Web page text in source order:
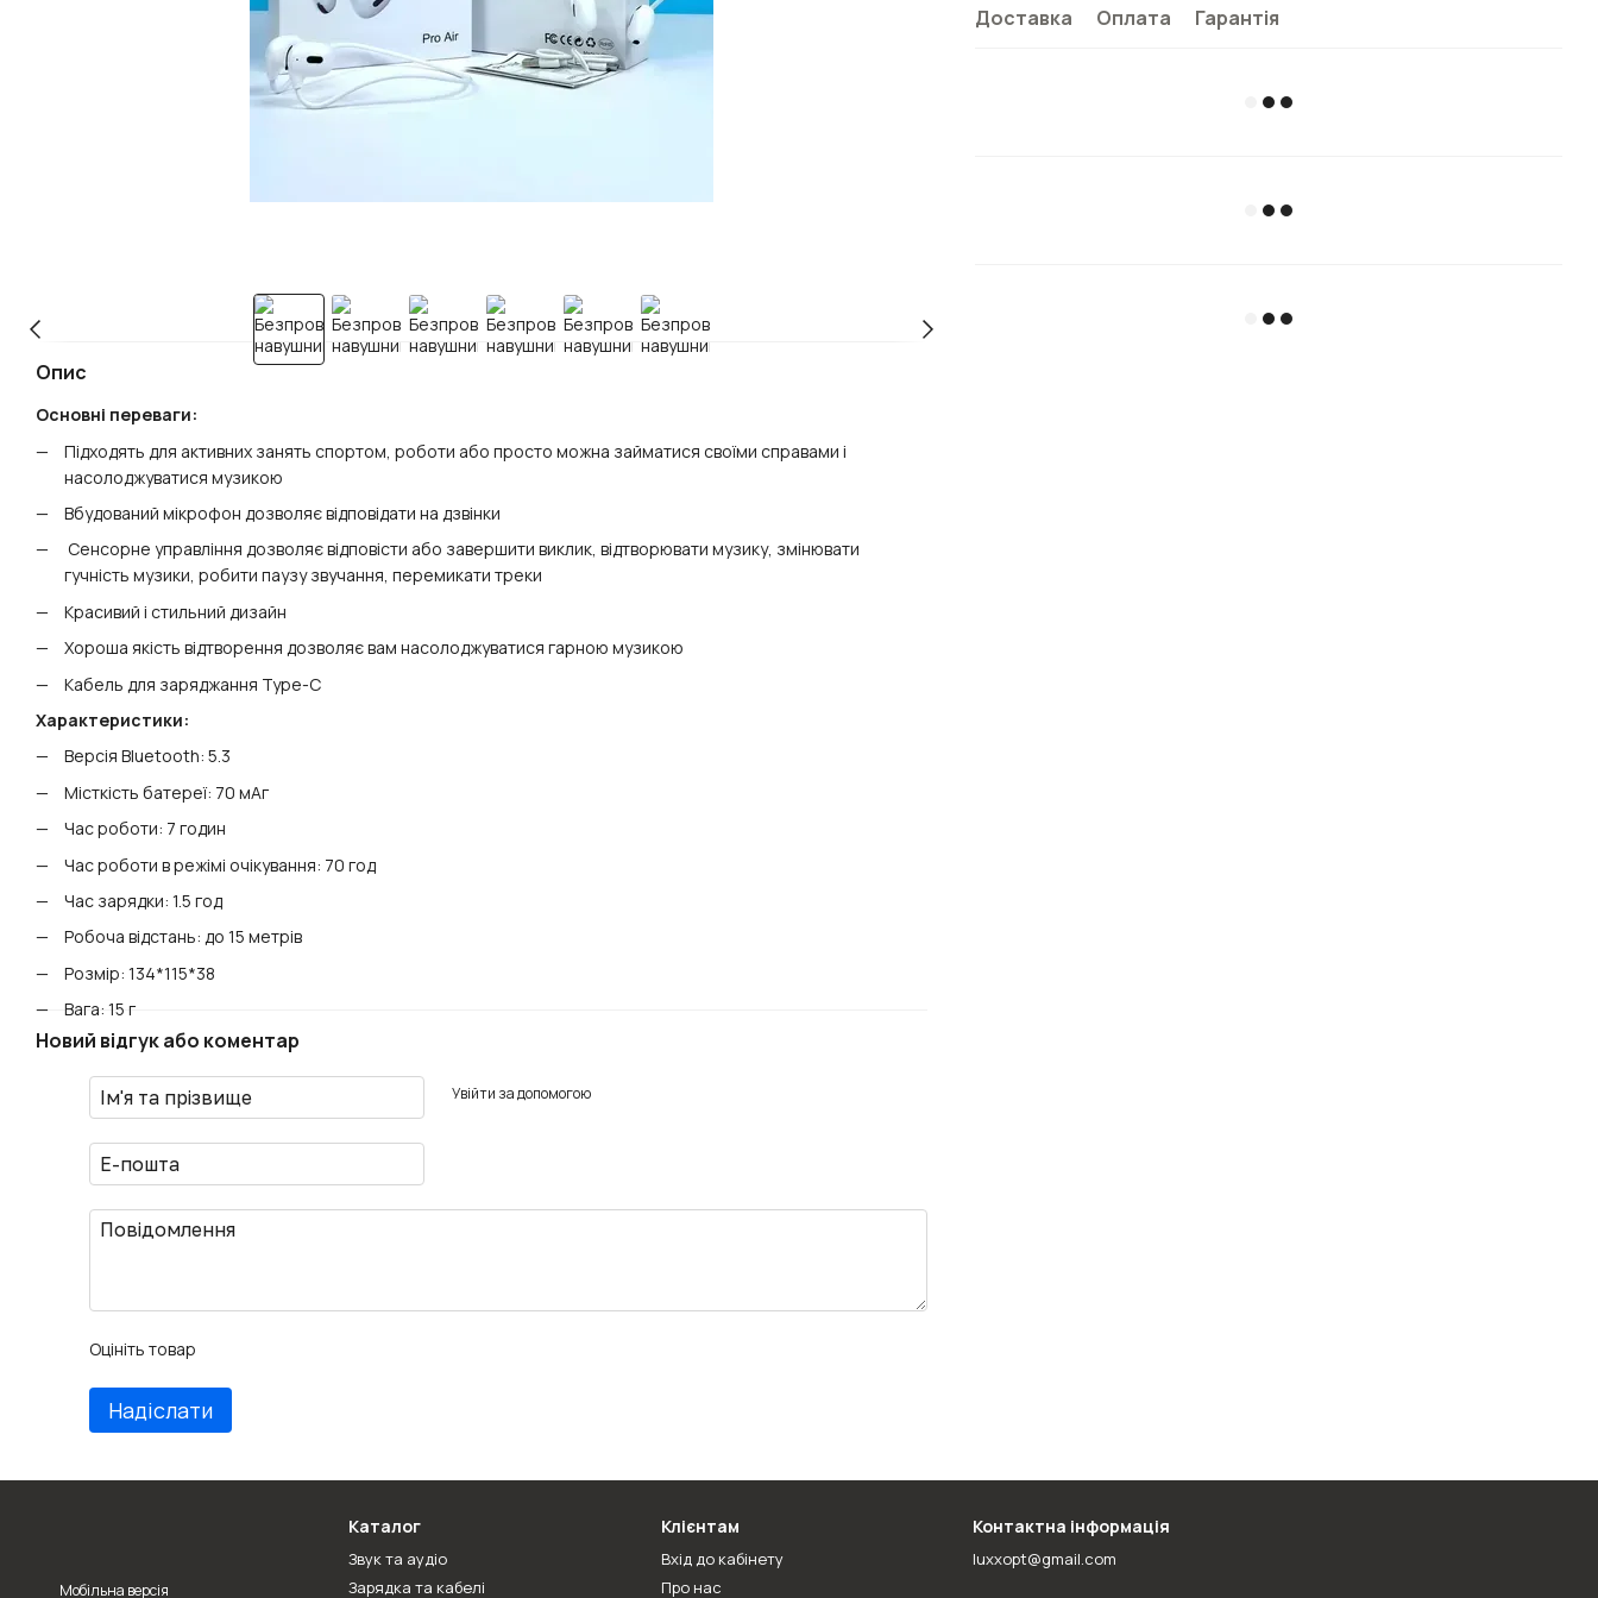
Опис
Основні переваги:
Підходять для активних занять спортом, роботи або просто можна займатися своїми справами і
насолоджуватися музикою
Вбудований мікрофон дозволяє відповідати на дзвінки
Сенсорне управління дозволяє відповісти або завершити виклик, відтворювати музику, змінювати
гучність музики, робити паузу звучання, перемикати треки
Красивий і стильний дизайн
Хороша якість відтворення дозволяє вам насолоджуватися гарною музикою
Кабель для заряджання Type-C
Характеристики:
Версія Bluetooth: 5.3
Місткість батереї: 70 мАг
Час роботи: 7 годин
Час роботи в режімі очікування: 70 год
Час зарядки: 1.5 год
Робоча відстань: до 15 метрів
Розмір: 134*115*38
Вага: 15 г
Новий відгук або коментар
Увійти за допомогою
Оцініть товар
Надіслати
Доставка Оплата Гарантія
Мобільна версія
Каталог
Звук та аудіо
Зарядка та кабелі
Клієнтам
Вхід до кабінету
Про нас
Контактна інформація
luxxopt@gmail.com